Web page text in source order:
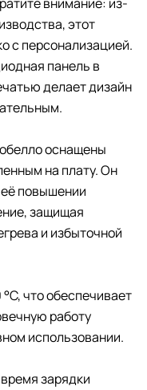
внимание: из-
этот
с персонализацией.
панель в
делает дизайн
оснащены
на плату. Он
её повышении
защищая
и избыточной
что обеспечивает
работу
использовании.
зарядки